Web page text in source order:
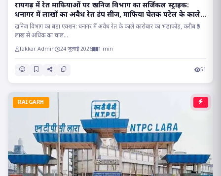
रायगढ़ में रेत माफियाओं पर खनिज विभाग का सर्जिकल स्ट्राइक:
धनागर में लाखों का अवैध रेत डंप सीज, माफिया चेतक पटेल के काले
साम्राज्य पर प्रहार..
खनिज विभाग का बड़ा एक्शन: धनागर में अवैध रेत के काले कारोबार का भंडाफोड़, करीब ₹5
लाख से अधिक का चाल...
Takkar Admin 24 जुलाई 2026 1 min
51
RAIGARH